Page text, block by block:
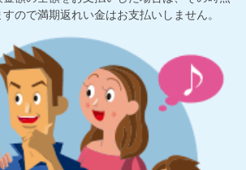
ので満期返れい金はお支払いしません。